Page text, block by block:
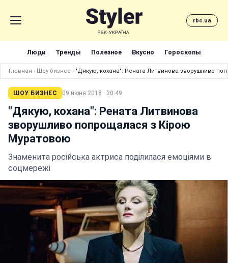
rbc.ua
Люди Тренды Полезное Вкусно Гороскопы
Главная › Шоу бизнес › "Дякую, кохана": Рената Литвинова зворушливо
ШОУ БИЗНЕС 09 июня 2018 · 20:49
"Дякую, кохана": Рената Литвинова
зворушливо попрощалася з Кірою
Муратовою
Знаменита російська актриса поділилася емоціями в
соцмережі